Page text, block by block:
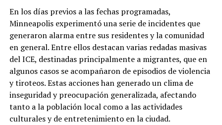
En los días previos a las fechas programadas,
Minneapolis experimentó una serie de incidentes que
generaron alarma entre sus residentes y la comunidad
en general. Entre ellos destacan varias redadas masivas
del ICE, destinadas principalmente a migrantes, que en
algunos casos se acompañaron de episodios de violencia
y tiroteos. Estas acciones han generado un clima de
inseguridad y preocupación generalizada, afectando
tanto a la población local como a las actividades
culturales y de entretenimiento en la ciudad.